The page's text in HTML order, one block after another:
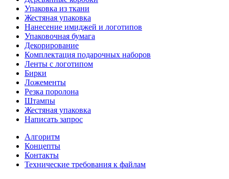
Упаковка из ткани
Жестяная упаковка
Нанесение имиджей и логотипов
Упаковочная бумага
Декорирование
Комплектация подарочных наборов
Ленты с логотипом
Бирки
Ложементы
Резка поролона
Штампы
Жестяная упаковка
Написать запрос
Алгоритм
Концепты
Контакты
Технические требования к файлам